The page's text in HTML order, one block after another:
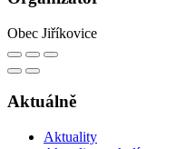
Obec Jiříkovice
Aktuálně
Aktuality